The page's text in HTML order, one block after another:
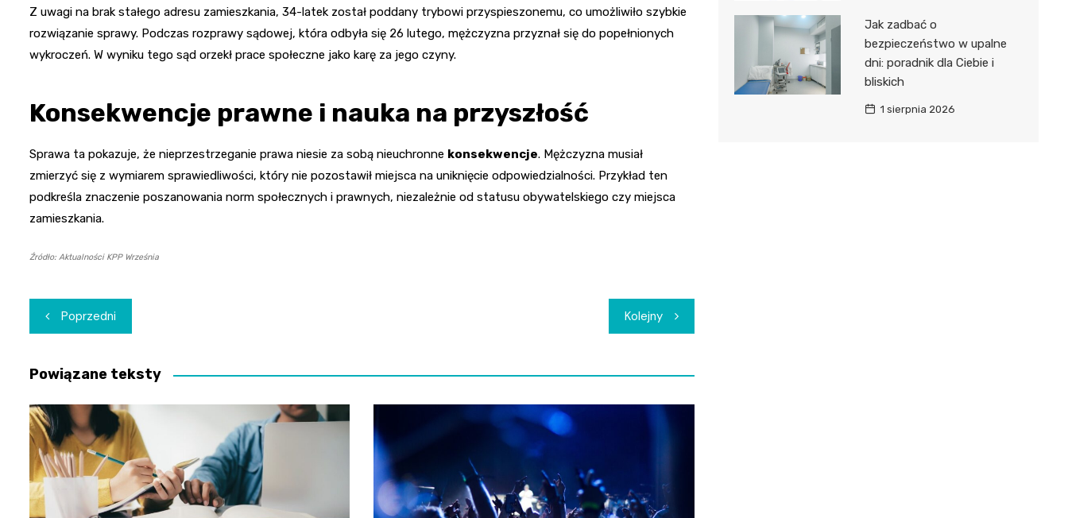
Z uwagi na brak stałego adresu zamieszkania, 34-latek został poddany trybowi przyspieszonemu, co umożliwiło szybkie
rozwiązanie sprawy. Podczas rozprawy sądowej, która odbyła się 26 lutego, mężczyzna przyznał się do popełnionych
wykroczeń. W wyniku tego sąd orzekł prace społeczne jako karę za jego czyny.
Konsekwencje prawne i nauka na przyszłość
Sprawa ta pokazuje, że nieprzestrzeganie prawa niesie za sobą nieuchronne konsekwencje. Mężczyzna musiał
zmierzyć się z wymiarem sprawiedliwości, który nie pozostawił miejsca na uniknięcie odpowiedzialności. Przykład ten
podkreśla znaczenie poszanowania norm społecznych i prawnych, niezależnie od statusu obywatelskiego czy miejsca
zamieszkania.
Źródło: Aktualności KPP Września
Nawigacja
wpisu
Poprzedni Kolejny
Powiązane teksty
Jak zadbać o
bezpieczeństwo w upalne
dni: poradnik dla Ciebie i
bliskich
1 sierpnia 2026